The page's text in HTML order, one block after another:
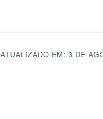
ATUALIZADO EM: 3 DE